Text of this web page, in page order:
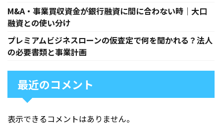
M&A・事業買収資金が銀行融資に間に合わない時｜大口
融資との使い分け
プレミアムビジネスローンの仮査定で何を聞かれる？法人
の必要書類と事業計画
最近のコメント
表示できるコメントはありません。